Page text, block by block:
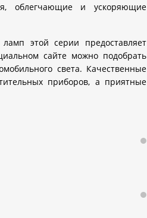
облегчающие и ускоряющие
этой серии предоставляет
сайте можно подобрать
света. Качественные
приборов, а приятные